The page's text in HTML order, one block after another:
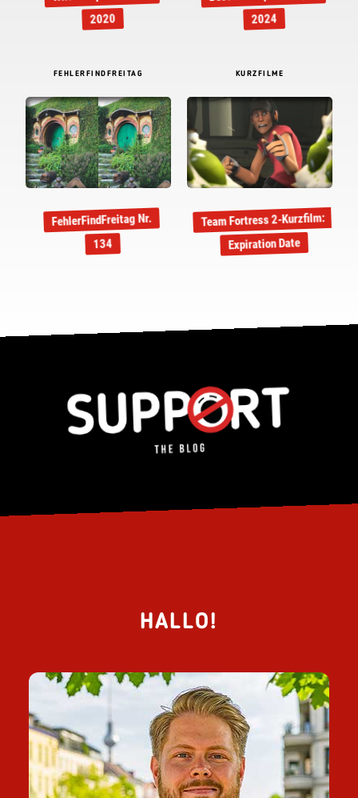
2020 2024
FEHLERFINDFREITAG
FehlerFindFreitag Nr.
134
KURZFILME
Team Fortress 2-Kurzfilm:
Expiration Date
HALLO!